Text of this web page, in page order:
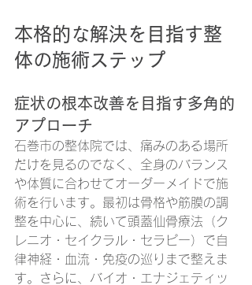
本格的な解決を目指す整
体の施術ステップ
症状の根本改善を目指す多角的
アプローチ
石巻市の整体院では、痛みのある場所
だけを見るのでなく、全身のバランス
や体質に合わせてオーダーメイドで施
術を行います。最初は骨格や筋膜の調
整を中心に、続いて頭蓋仙骨療法（ク
レニオ・セイクラル・セラピー）で自
律神経・血流・免疫の巡りまで整えま
す。さらに、バイオ・エナジェティッ